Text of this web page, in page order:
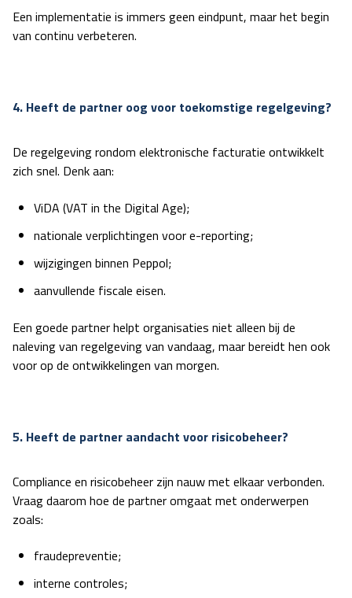
Een implementatie is immers geen eindpunt, maar het begin
van continu verbeteren.
4. Heeft de partner oog voor toekomstige regelgeving?
De regelgeving rondom elektronische facturatie ontwikkelt
zich snel. Denk aan:
ViDA (VAT in the Digital Age);
nationale verplichtingen voor e-reporting;
wijzigingen binnen Peppol;
aanvullende fiscale eisen.
Een goede partner helpt organisaties niet alleen bij de
naleving van regelgevingvan vandaag, maar bereidt hen ook
voor op de ontwikkelingen van morgen.
5. Heeft de partner aandacht voor risicobeheer?
Compliance en risicobeheer zijn nauw met elkaar verbonden.
Vraag daarom hoe de partner omgaat met onderwerpen
zoals:
fraudepreventie;
interne controles;